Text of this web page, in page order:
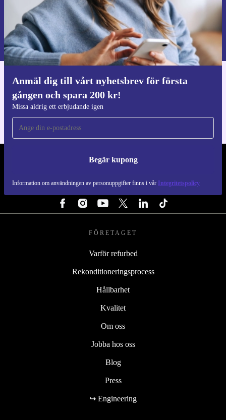
Anmäl dig till vårt nyhetsbrev för första
gången och spara 200 kr!
Missa aldrig ett erbjudande igen
Begär kupong
Information om användningen av personuppgifter finns i vår Integritetspolicy
Begär kupong
Information om användningen av personuppgifter finns i vår
Integritetspolicy
Ladda ner refurbed appen
För iOS och Android
REFURBED SVERIGE - RETHINK NEW.
FÖLJ OSS
FÖRETAGET
Varför refurbed
Rekonditioneringsprocess
Hållbarhet
Kvalitet
Om oss
Jobba hos oss
Blog
Press
↪ Engineering